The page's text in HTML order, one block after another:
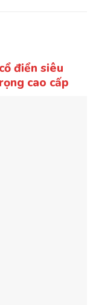
điển siêu
cao cấp